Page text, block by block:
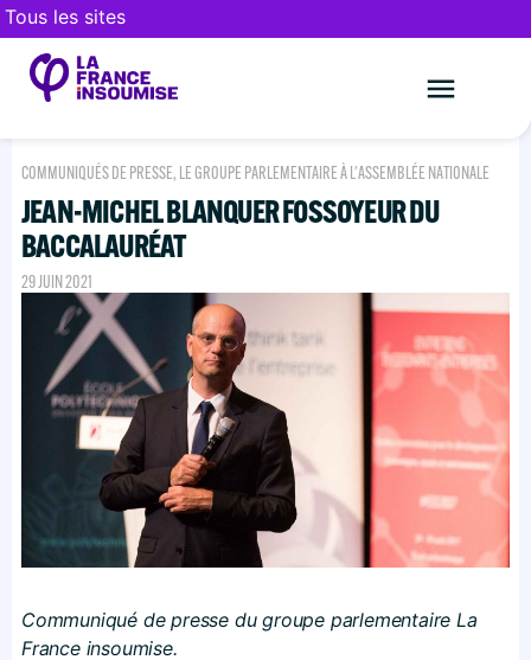
Tous les sites
COMMUNIQUÉS DE PRESSE, LE GROUPE PARLEMENTAIRE À L'ASSEMBLÉE NATIONALE
JEAN-MICHEL BLANQUER FOSSOYEUR DU
BACCALAURÉAT
29 JUIN 2021
Communiqué de presse du groupe parlementaire La
France insoumise.